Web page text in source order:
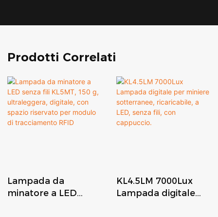
Prodotti Correlati
Lampada da
minatore a LED
KL4.5LM 7000Lux
Lampada digitale